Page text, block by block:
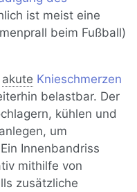
ist meist eine
beim Fußball)
akute Knieschmerzen
belastbar. Der
kühlen und
um
Innenbandriss
mithilfe von
zusätzliche